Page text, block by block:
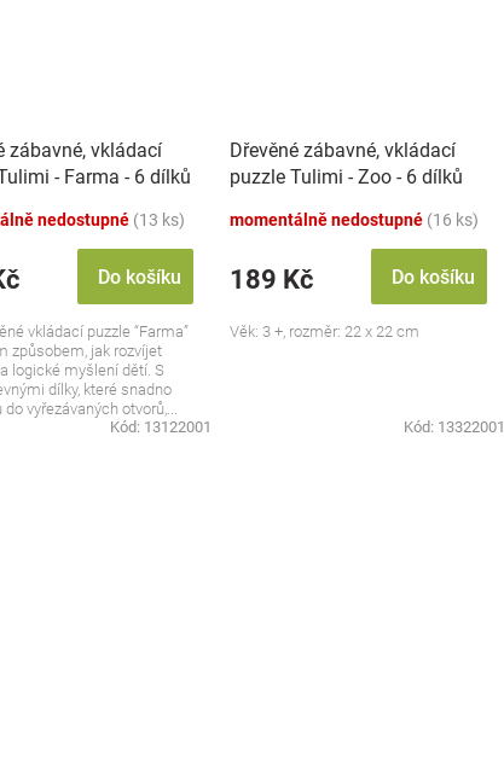
zábavné, vkládací
- Farma - 6 dílků
nedostupné (13 ks)
Do košíku
vkládací puzzle “Farma”
způsobem, jak rozvíjet
logické myšlení dětí. S
dílky, které snadno
do vyřezávaných otvorů,...
Kód: 13122001
Dřevěné zábavné, vkládací
puzzle Tulimi - Zoo - 6 dílků
momentálně nedostupné (16 ks)
189 Kč Do košíku
Věk: 3 +, rozměr: 22 x 22 cm
Kód: 13322001